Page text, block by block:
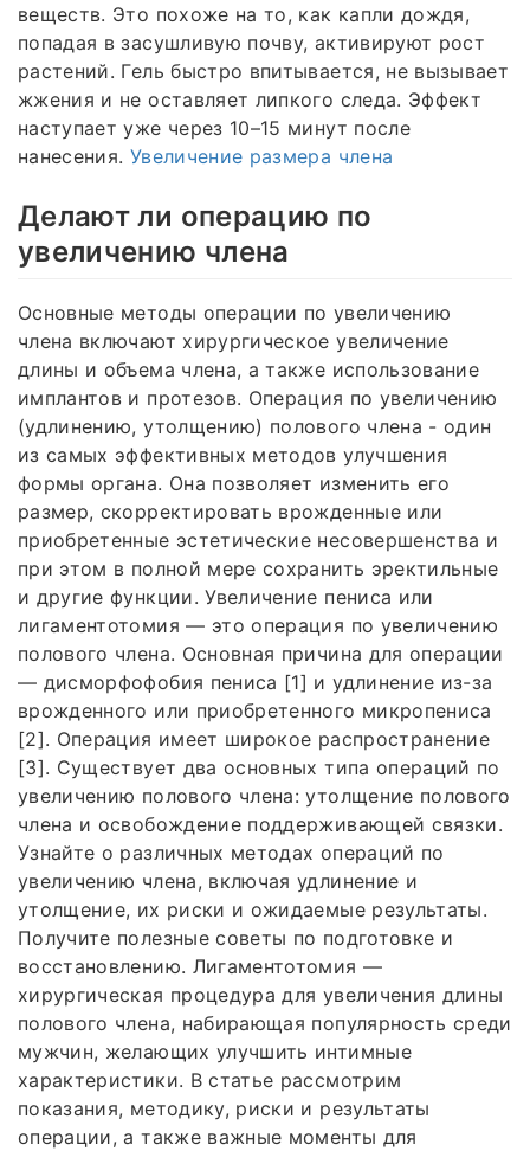
веществ. Это похоже на то, как капли дождя,
попадая в засушливую почву, активируют рост
растений. Гель быстро впитывается, не вызывает
жжения и не оставляет липкого следа. Эффект
наступает уже через 10–15 минут после
нанесения. Увеличение размера члена
Делают ли операцию по
увеличению члена
Основные методы операции по увеличению
члена включают хирургическое увеличение
длины и объема члена, а также использование
имплантов и протезов. Операция по увеличению
(удлинению, утолщению) полового члена - один
из самых эффективных методов улучшения
формы органа. Она позволяет изменить его
размер, скорректировать врожденные или
приобретенные эстетические несовершенства и
при этом в полной мере сохранить эректильные
и другие функции. Увеличение пениса или
лигаментотомия — это операция по увеличению
полового члена. Основная причина для операции
— дисморфофобия пениса [1] и удлинение из-за
врожденного или приобретенного микропениса
[2]. Операция имеет широкое распространение
[3]. Существует два основных типа операций по
увеличению полового члена: утолщение полового
члена и освобождение поддерживающей связки.
Узнайте о различных методах операций по
увеличению члена, включая удлинение и
утолщение, их риски и ожидаемые результаты.
Получите полезные советы по подготовке и
восстановлению. Лигаментотомия —
хирургическая процедура для увеличения длины
полового члена, набирающая популярность среди
мужчин, желающих улучшить интимные
характеристики. В статье рассмотрим
показания, методику, риски и результаты
операции, а также важные моменты для